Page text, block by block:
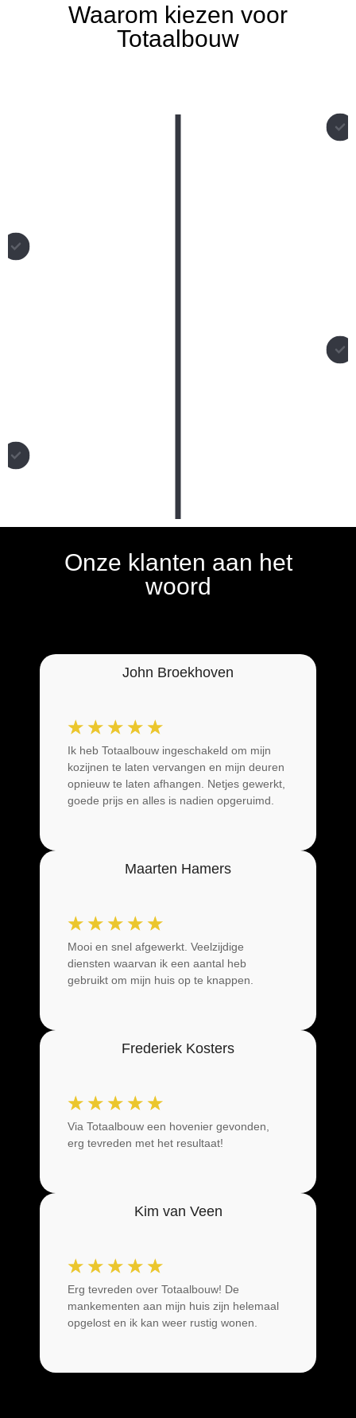
Waarom kiezen voor
Totaalbouw
Onze klanten aan het
woord
John Broekhoven
☆ ☆ ☆ ☆ ☆
Ik heb Totaalbouw ingeschakeld om mijn
kozijnen te laten vervangen en mijn deuren
opnieuw te laten afhangen. Netjes gewerkt,
goede prijs en alles is nadien opgeruimd.
Maarten Hamers
☆ ☆ ☆ ☆ ☆
Mooi en snel afgewerkt. Veelzijdige
diensten waarvan ik een aantal heb
gebruikt om mijn huis op te knappen.
Frederiek Kosters
☆ ☆ ☆ ☆ ☆
Via Totaalbouw een hovenier gevonden,
erg tevreden met het resultaat!
Kim van Veen
☆ ☆ ☆ ☆ ☆
Erg tevreden over Totaalbouw! De
mankementen aan mijn huis zijn helemaal
opgelost en ik kan weer rustig wonen.